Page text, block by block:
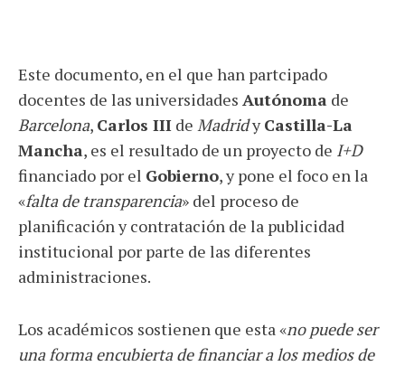
Este documento, en el que han partcipado
docentes de las universidades Autónoma de
Barcelona, Carlos III de MadridyCastilla-La
Mancha, es el resultado de un proyecto de I+D
financiado por el Gobierno, y pone el foco en la
«falta de transparencia» del proceso de
planificación y contratación de la publicidad
institucional por parte de las diferentes
administraciones.
Los académicos sostienen que esta «no puede ser
una forma encubierta de financiar a los medios de